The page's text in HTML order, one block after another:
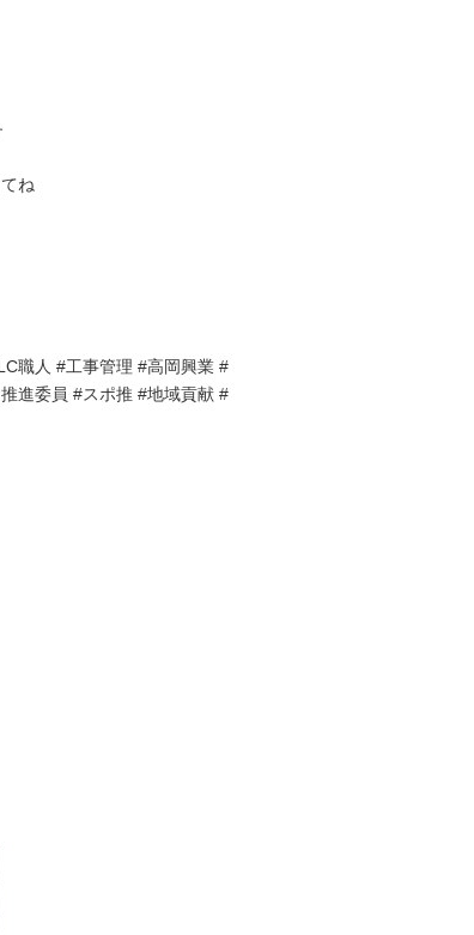
ね
職人 #工事管理 #高岡興業 #
進委員 #スポ推 #地域貢献 #